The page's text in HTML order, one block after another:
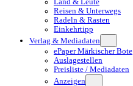
Reisen & Unterwegs
Radeln & Rasten
Einkehrtipp
Verlag & Mediadaten
ePaper Märkischer Bote
Auslagestellen
Preisliste / Mediadaten
Anzeigen